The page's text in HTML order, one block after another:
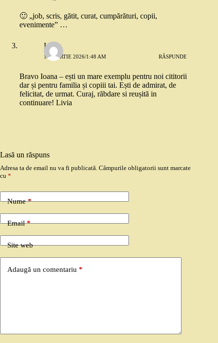
🙂 „job, scris, gătit, curat, cumpărături, copii,
evenimente” …
Livia
10 MARTIE 2026/1:48 AM RĂSPUNDE
Bravo Ioana – ești un mare exemplu pentru noi cititorii
dar și pentru familia și copiii tai. Ești de admirat, de
felicitat, de urmat. Curaj, răbdare si reușită in
continuare! Livia
Lasă un răspuns
Adresa ta de email nu va fi publicată. Câmpurile obligatorii sunt marcate
cu *
Nume*
Email*
Site web
Adaugă un comentariu *